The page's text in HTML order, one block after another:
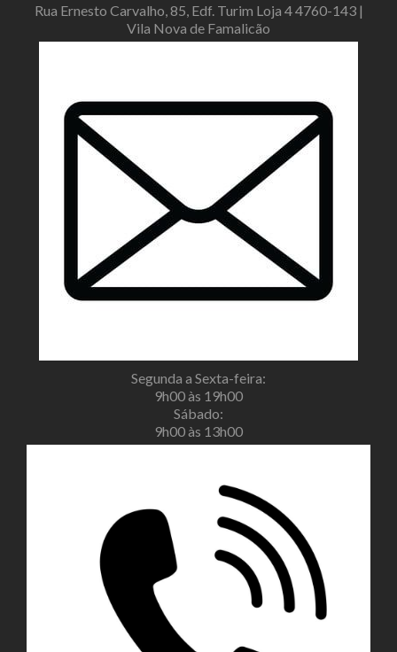
Rua Ernesto Carvalho, 85, Edf. Turim Loja 4 4760-143 |
Vila Nova de Famalicão
Segunda a Sexta-feira:
9h00 às 19h00
Sábado:
9h00 às 13h00